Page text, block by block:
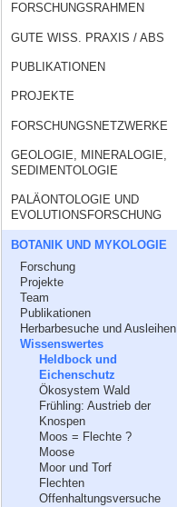
FORSCHUNGSRAHMEN
GUTE WISS. PRAXIS / ABS
PUBLIKATIONEN
PROJEKTE
FORSCHUNGSNETZWERKE
GEOLOGIE, MINERALOGIE,
SEDIMENTOLOGIE
PALÄONTOLOGIE UND
EVOLUTIONSFORSCHUNG
BOTANIK UND MYKOLOGIE
Forschung
Projekte
Team
Publikationen
Herbarbesuche und Ausleihen
Wissenswertes
Heldbock und
Eichenschutz
Ökosystem Wald
Frühling: Austrieb der
Knospen
Moos = Flechte ?
Moose
Moor und Torf
Flechten
Offenhaltungsversuche